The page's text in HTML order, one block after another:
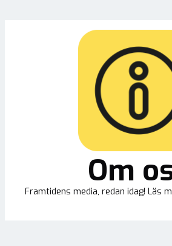
Om
Framtidens media, redan idag! Läs